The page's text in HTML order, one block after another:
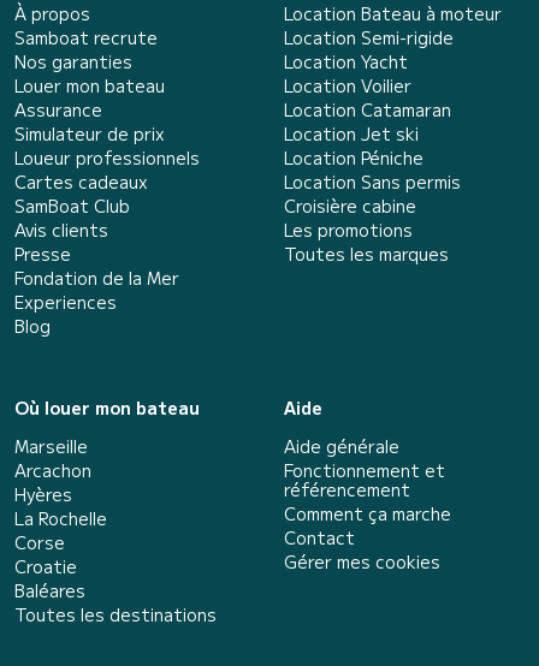
À propos
Samboat recrute
Nos garanties
Louer mon bateau
Assurance
Simulateur de prix
Loueur professionnels
Cartes cadeaux
SamBoat Club
Avis clients
Presse
Fondation de la Mer
Experiences
Blog
Location Bateau à moteur
Location Semi-rigide
Location Yacht
Location Voilier
Location Catamaran
Location Jet ski
Location Péniche
Location Sans permis
Croisière cabine
Les promotions
Toutes les marques
Où louer mon bateau
Marseille
Arcachon
Hyères
La Rochelle
Corse
Croatie
Baléares
Toutes les destinations
Aide
Aide générale
Fonctionnement et
référencement
Comment ça marche
Contact
Gérer mes cookies